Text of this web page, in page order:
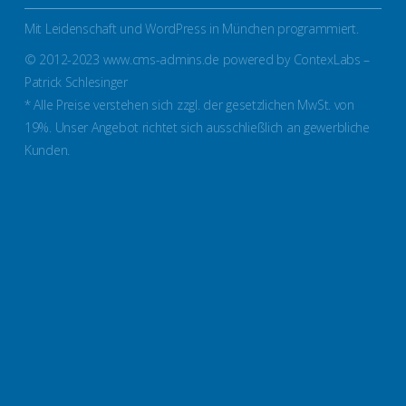
Mit Leidenschaft und WordPress in München programmiert.
© 2012-2023 www.cms-admins.de powered by ContexLabs –
Patrick Schlesinger
* Alle Preise verstehen sich zzgl. der gesetzlichen MwSt. von
19%. Unser Angebot richtet sich ausschließlich an gewerbliche
Kunden.